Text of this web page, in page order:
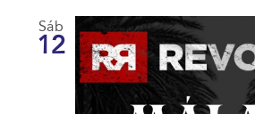
Sáb
12